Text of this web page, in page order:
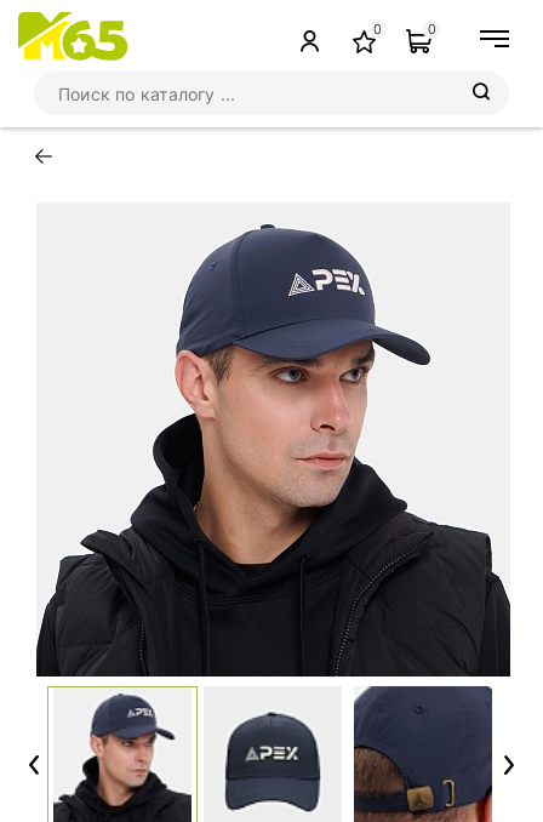
0 0
←
Previous Next